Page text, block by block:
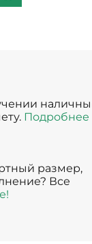
Подробнее
размер,
Все